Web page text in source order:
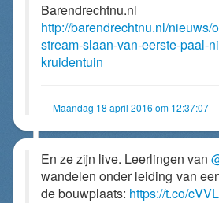
Barendrechtnu.nl
http://barendrechtnu.nl/nieuws/
stream-slaan-van-eerste-paal-
kruidentuin
Maandag 18 april 2016 om 12:37:07
En ze zijn live. Leerlingen van
wandelen onder leiding van
de bouwplaats: https://t.co/